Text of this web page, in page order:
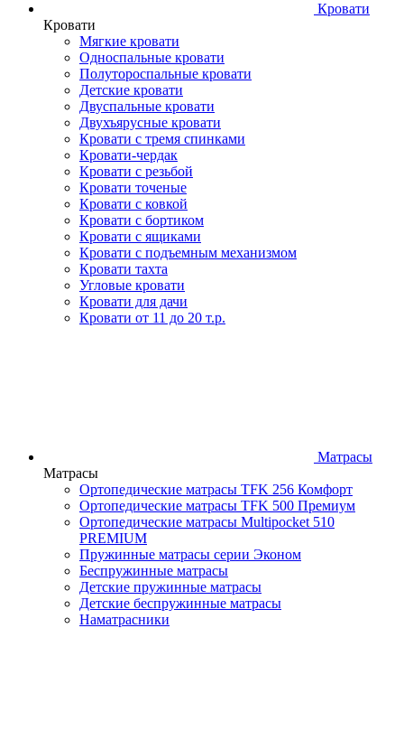
Кровати
Кровати
Мягкие кровати
Односпальные кровати
Полутороспальные кровати
Детские кровати
Двуспальные кровати
Двухъярусные кровати
Кровати с тремя спинками
Кровати-чердак
Кровати с резьбой
Кровати точеные
Кровати с ковкой
Кровати с бортиком
Кровати с ящиками
Кровати с подъемным механизмом
Кровати тахта
Угловые кровати
Кровати для дачи
Кровати от 11 до 20 т.р.
Матрасы
Матрасы
Ортопедические матрасы TFK 256 Комфорт
Ортопедические матрасы TFK 500 Премиум
Ортопедические матрасы Multipocket 510
PREMIUM
Пружинные матрасы серии Эконом
Беспружинные матрасы
Детские пружинные матрасы
Детские беспружинные матрасы
Наматрасники